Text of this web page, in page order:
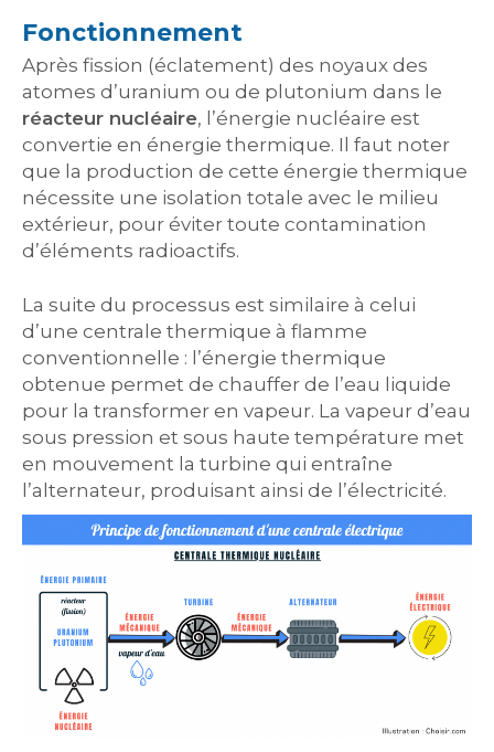
Fonctionnement
Après fission (éclatement) des noyaux des
atomes d’uranium ou de plutonium dans le
réacteur nucléaire, l’énergie nucléaire est
convertie en énergie thermique. Il faut noter
que la production de cette énergie thermique
nécessite une isolation totale avec le milieu
extérieur, pour éviter toute contamination
d’éléments radioactifs.
La suite du processus est similaire à celui
d’une centrale thermique à flamme
conventionnelle : l’énergie thermique
obtenue permet de chauffer de l’eau liquide
pour la transformer en vapeur. La vapeur d’eau
sous pression et sous haute température met
en mouvement la turbine qui entraîne
l’alternateur, produisant ainsi de l’électricité.